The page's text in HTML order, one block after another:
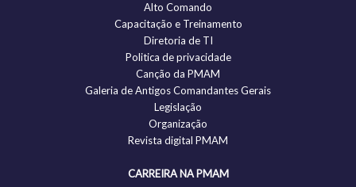
Alto Comando
Capacitação e Treinamento
Diretoria de TI
Politica de privacidade
Canção da PMAM
Galeria de Antigos Comandantes Gerais
Legislação
Organização
Revista digital PMAM
CARREIRA NA PMAM